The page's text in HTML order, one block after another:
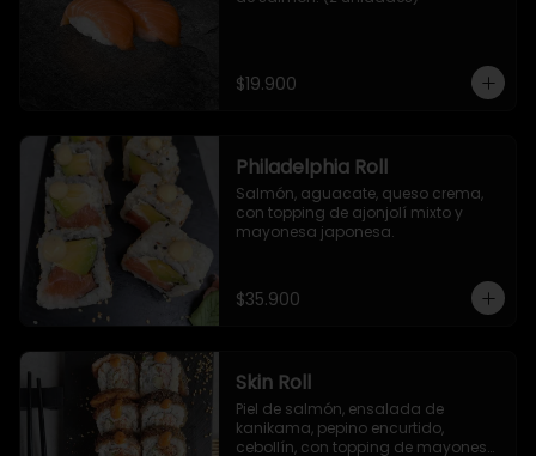
$19.900
Philadelphia Roll
Salmón, aguacate, queso crema,
con topping de ajonjolí mixto y
mayonesa japonesa.
$35.900
Skin Roll
Piel de salmón, ensalada de
kanikama, pepino encurtido,
cebollín, con topping de mayonesa